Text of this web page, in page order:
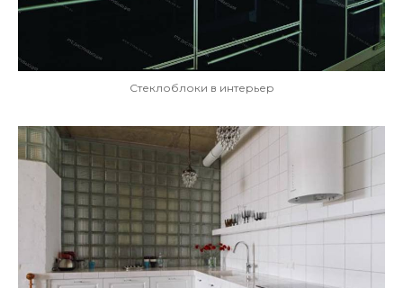
Стеклоблоки в интерьер